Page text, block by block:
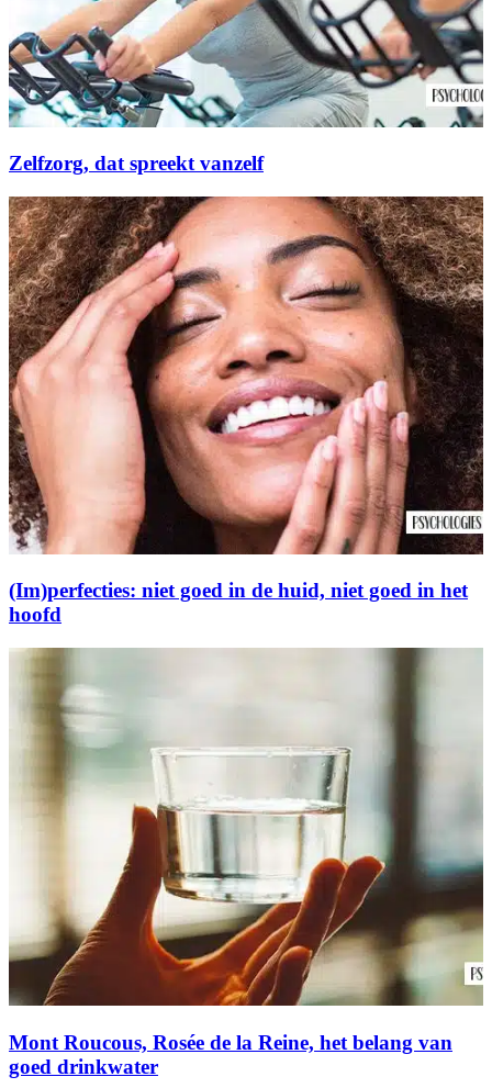
Zelfzorg, dat spreekt vanzelf
(Im)perfecties: niet goed in de huid, niet goed in het
hoofd
Mont Roucous, Rosée de la Reine, het belang van
goed drinkwater